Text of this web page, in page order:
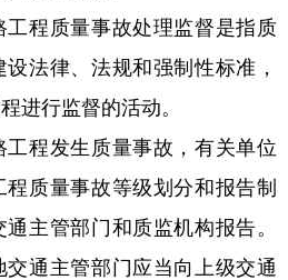
质量事故处理监督是指质
法律、法规和强制性标准，
进行监督的活动。
发生质量事故，有关单位
质量事故等级划分和报告制
主管部门和质监机构报告。
通主管部门应当向上级交通